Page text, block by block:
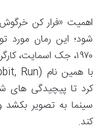
اهمیت «فرار کن
شود؛ این رمان مورد
۱۹۷۰، جک اسمایت،
کرد تا پیچیدگی های
سینما به تصویر
کند.